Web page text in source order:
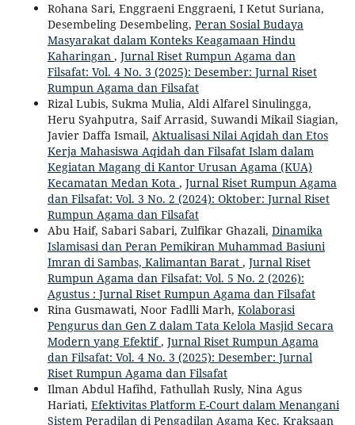
Rohana Sari, Enggraeni Enggraeni, I Ketut Suriana,
Desembeling Desembeling, Peran Sosial Budaya
Masyarakat dalam Konteks Keagamaan Hindu
Kaharingan , Jurnal Riset Rumpun Agama dan
Filsafat: Vol. 4 No. 3 (2025): Desember: Jurnal Riset
Rumpun Agama dan Filsafat
Rizal Lubis, Sukma Mulia, Aldi Alfarel Sinulingga,
Heru Syahputra, Saif Arrasid, Suwandi Mikail Siagian,
Javier Daffa Ismail, Aktualisasi Nilai Aqidah dan Etos
Kerja Mahasiswa Aqidah dan Filsafat Islam dalam
Kegiatan Magang di Kantor Urusan Agama (KUA)
Kecamatan Medan Kota , Jurnal Riset Rumpun Agama
dan Filsafat: Vol. 3 No. 2 (2024): Oktober: Jurnal Riset
Rumpun Agama dan Filsafat
Abu Haif, Sabari Sabari, Zulfikar Ghazali, Dinamika
Islamisasi dan Peran Pemikiran Muhammad Basiuni
Imran di Sambas, Kalimantan Barat , Jurnal Riset
Rumpun Agama dan Filsafat: Vol. 5 No. 2 (2026):
Agustus : Jurnal Riset Rumpun Agama dan Filsafat
Rina Gusmawati, Noor Fadlli Marh, Kolaborasi
Pengurus dan Gen Z dalam Tata Kelola Masjid Secara
Modern yang Efektif, Jurnal Riset Rumpun Agama
dan Filsafat: Vol. 4 No. 3 (2025): Desember: Jurnal
Riset Rumpun Agama dan Filsafat
Ilman Abdul Hafihd, Fathullah Rusly, Nina Agus
Hariati, Efektivitas Platform E-Court dalam Menangani
Sistem Peradilan di Pengadilan Agama Kec. Kraksaan